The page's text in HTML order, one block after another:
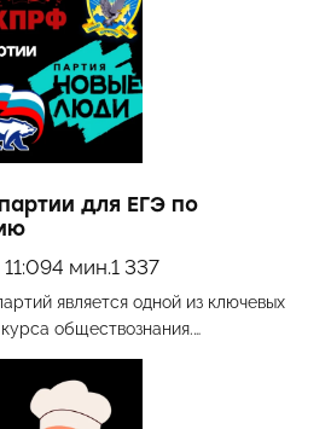
для ЕГЭ по
4 мин.1 337
является одной из ключевых
обществознания.…